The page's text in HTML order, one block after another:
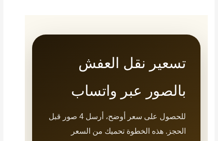
تسعير نقل العفش
بالصور عبر واتساب
للحصول على سعر أوضح، أرسل 4 صور قبل
الحجز. هذه الخطوة تحميك من السعر